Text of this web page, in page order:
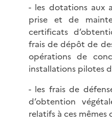
- les dotations aux
prise et de
certificats
frais de dépôt de
opérations de
installations pilotes
- les frais de
d’obtention
relatifs à ces mêmes